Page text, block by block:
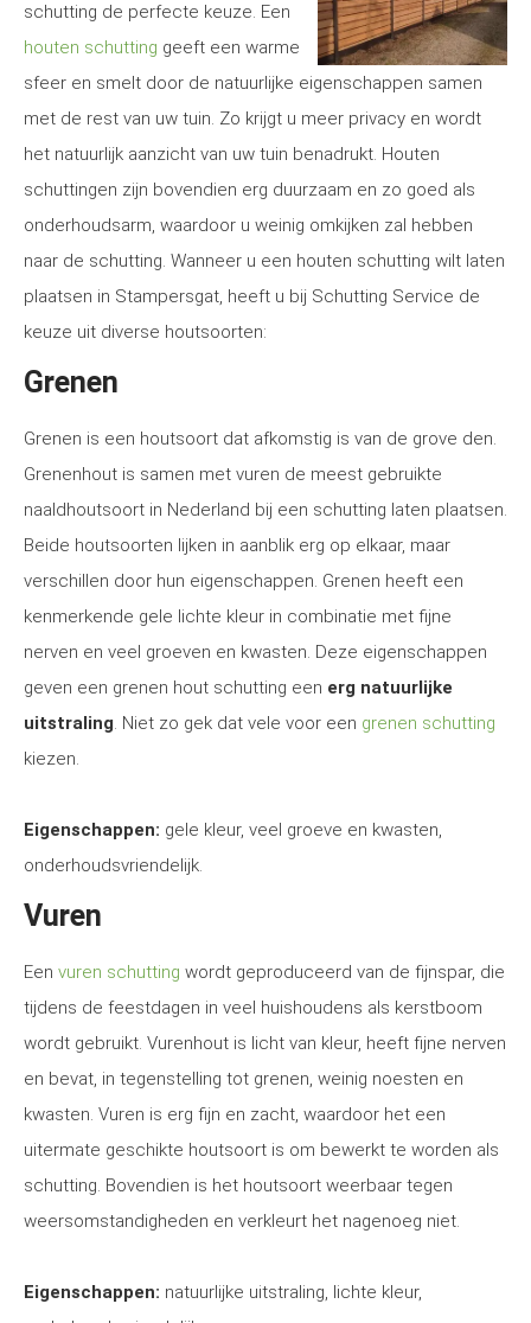
schutting de perfecte keuze. Een
houten schutting geeft een warme
sfeer en smelt door de natuurlijke eigenschappen samen
met de rest van uw tuin. Zo krijgt u meer privacy en wordt
het natuurlijk aanzicht van uw tuin benadrukt. Houten
schuttingen zijn bovendien erg duurzaam en zo goed als
onderhoudsarm, waardoor u weinig omkijken zal hebben
naar de schutting. Wanneer u een houten schutting wilt laten
plaatsen in Stampersgat, heeft u bij Schutting Service de
keuze uit diverse houtsoorten:
Grenen
Grenen is een houtsoort dat afkomstig is van de grove den.
Grenenhout is samen met vuren de meest gebruikte
naaldhoutsoort in Nederland bij een schutting laten plaatsen.
Beide houtsoorten lijken in aanblik erg op elkaar, maar
verschillen door hun eigenschappen. Grenen heeft een
kenmerkende gele lichte kleur in combinatie met fijne
nerven en veel groeven en kwasten. Deze eigenschappen
geven een grenen hout schutting een erg natuurlijke
uitstraling. Niet zo gek dat vele voor een grenen schutting
kiezen.
Eigenschappen: gele kleur, veel groeve en kwasten,
onderhoudsvriendelijk.
Vuren
Een vuren schutting wordt geproduceerd van de fijnspar, die
tijdens de feestdagen in veel huishoudens als kerstboom
wordt gebruikt. Vurenhout is licht van kleur, heeft fijne nerven
en bevat, in tegenstelling tot grenen, weinig noesten en
kwasten. Vuren is erg fijn en zacht, waardoor het een
uitermate geschikte houtsoort is om bewerkt te worden als
schutting. Bovendien is het houtsoort weerbaar tegen
weersomstandigheden en verkleurt het nagenoeg niet.
Eigenschappen: natuurlijke uitstraling, lichte kleur,